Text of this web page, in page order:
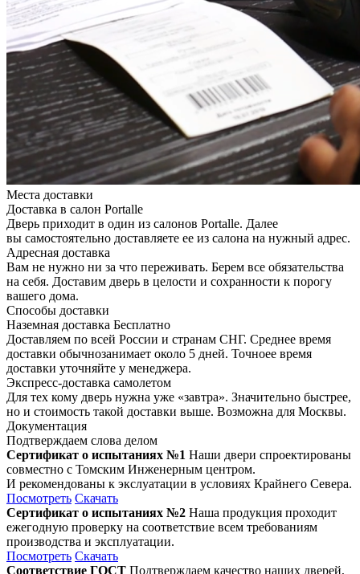
Места доставки
Доставка в салон Portalle
Дверь приходит в один из салонов Portalle. Далее
вы самостоятельно доставляете ее из салона на нужный адрес.
Адресная доставка
Вам не нужно ни за что переживать. Берем все обязательства
на себя. Доставим дверь в целости и сохранности к порогу
вашего дома.
Способы доставки
Наземная доставка Бесплатно
Доставляем по всей России и странам СНГ. Среднее время
доставки обычнозанимает около 5 дней. Точноее время
доставки уточняйте у менеджера.
Экспресс-доставка самолетом
Для тех кому дверь нужна уже «завтра». Значительно быстрее,
но и стоимость такой доставки выше. Возможна для Москвы.
Документация
Подтверждаем слова делом
Сертификат о испытаниях №1 Наши двери спроектированы
совместно с Томским Инженерным центром.
И рекомендованы к экслуатации в условиях Крайнего Севера.
Посмотреть Скачать
Сертификат о испытаниях №2 Наша продукция проходит
ежегодную проверку на соответствие всем требованиям
производства и эксплуатации.
Посмотреть Скачать
Соответствие ГОСТ Подтверждаем качество наших дверей,